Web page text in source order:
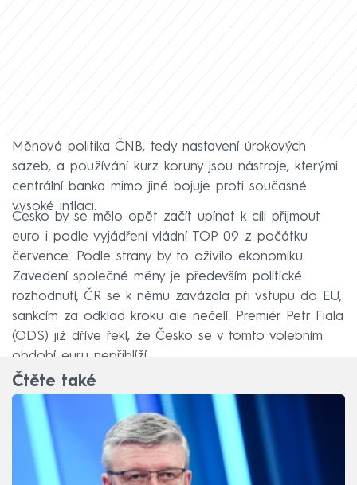
Měnová politika ČNB, tedy nastavení úrokových
sazeb, a používání kurz koruny jsou nástroje, kterými
centrální banka mimo jiné bojuje proti současné
vysoké inflaci.
Česko by se mělo opět začít upínat k cíli přijmout
euro i podle vyjádření vládní TOP 09 z počátku
července. Podle strany by to oživilo ekonomiku.
Zavedení společné měny je především politické
rozhodnutí, ČR se k němu zavázala při vstupu do EU,
sankcím za odklad kroku ale nečelí. Premiér Petr Fiala
(ODS) již dříve řekl, že Česko se v tomto volebním
období euru nepřiblíží.
Čtěte také